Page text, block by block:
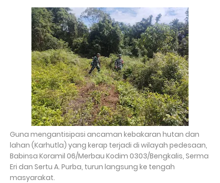
Guna mengantisipasi ancaman kebakaran hutan dan
lahan (Karhutla) yang kerap terjadi di wilayah pedesaan,
Babinsa Koramil 06/Merbau Kodim 0303/Bengkalis, Serma
Eri dan Sertu A. Purba, turun langsung ke tengah
masyarakat.